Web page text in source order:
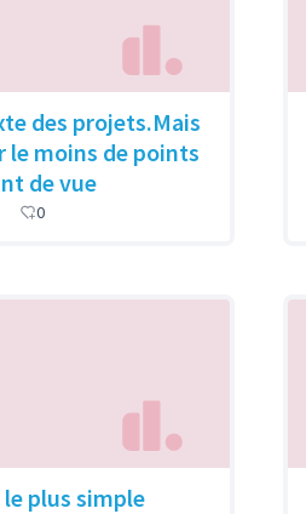
des projets.Mais
le moins de points
de vue
0
le plus simple